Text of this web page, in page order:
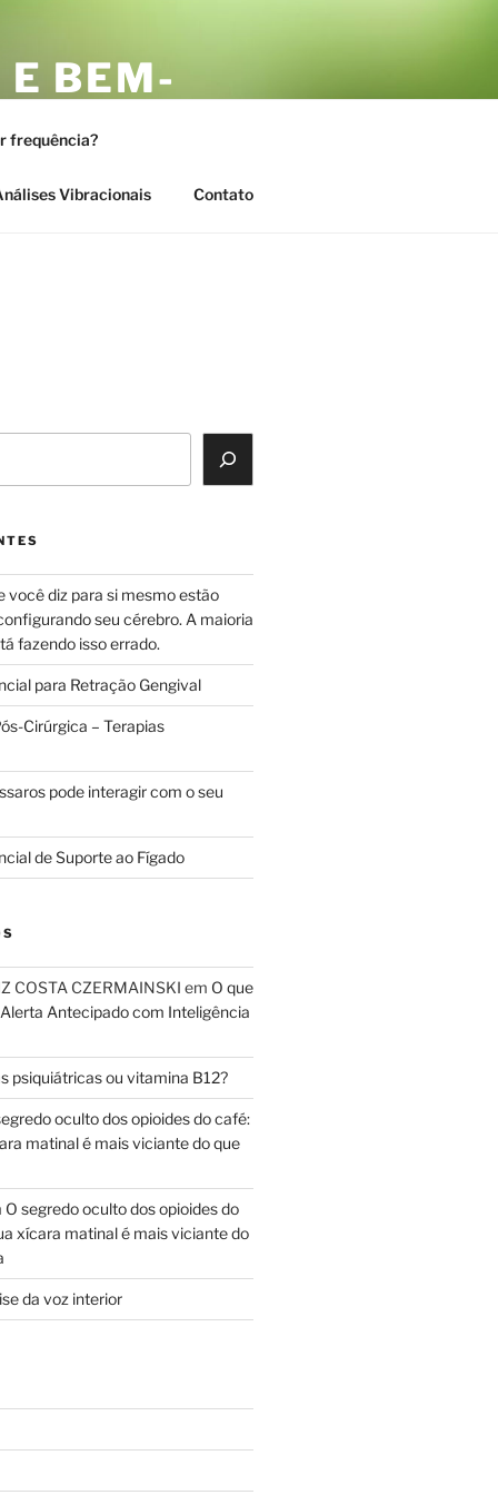
BEM-
frequência?
Vibracionais Contato
você diz para si mesmo estão
seu cérebro. A maioria
fazendo isso errado.
para Retração Gengival
Cirúrgica – Terapias
pode interagir com o seu
de Suporte ao Fígado
COSTA CZERMAINSKI em O que
Antecipado com Inteligência
psiquiátricas ou vitamina B12?
oculto dos opioides do café:
matinal é mais viciante do que
O segredo oculto dos opioides do
xícara matinal é mais viciante do
da voz interior